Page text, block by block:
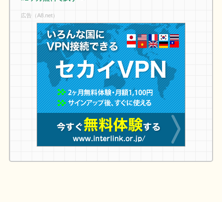
広告（A8.net）